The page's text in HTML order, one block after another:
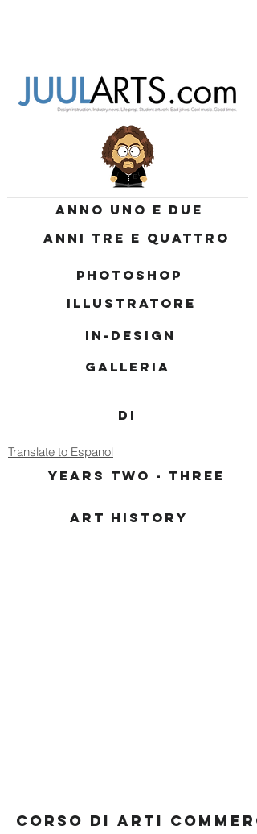
GALLERIA
PHOTOSHOP
ILLUSTRATORE
IN-DESIGN
DI
ANNI TRE E QUATTRO
ANNO UNO E DUE
Translate to Espanol
YEARS TWO - THREE
ART HISTORY
CORSO DI ARTI